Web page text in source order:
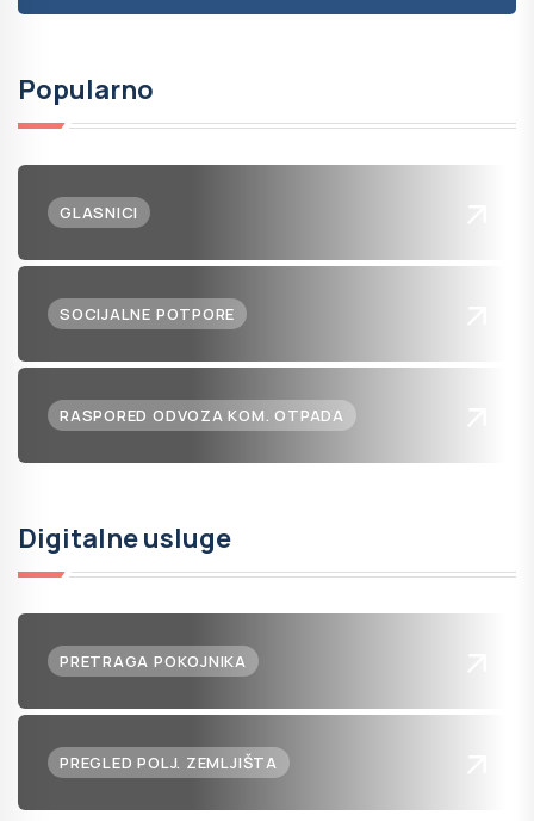
Popularno
GLASNICI
SOCIJALNE POTPORE
RASPORED ODVOZA KOM. OTPADA
Digitalne usluge
PRETRAGA POKOJNIKA
PREGLED POLJ. ZEMLJIŠTA